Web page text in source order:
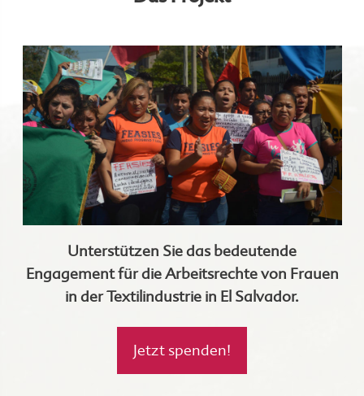
Unterstützen Sie das bedeutende
Engagement für die Arbeitsrechte von Frauen
in der Textilindustrie in El Salvador.
Jetzt spenden!